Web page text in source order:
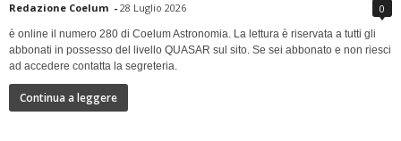
Redazione Coelum - 28 Luglio 2026 0
è online il numero 280 di Coelum Astronomia. La lettura è riservata a tutti gli
abbonati in possesso del livello QUASAR sul sito. Se sei abbonato e non riesci
ad accedere contatta la segreteria.
Continua a leggere